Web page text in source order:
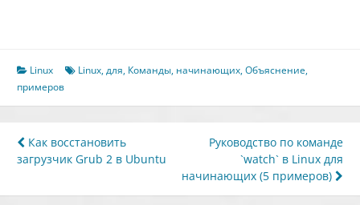
Linux Linux,для, Команды, начинающих,Объяснение,
примеров
Навигация
по
Как восстановить
загрузчик Grub 2 в Ubuntu
Руководство по команде
`watch` в Linux для
начинающих (5 примеров)